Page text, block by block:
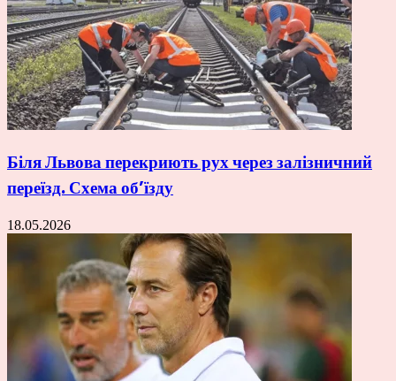
Біля Львова перекриють рух через залізничний
переїзд. Схема об’їзду
18.05.2026